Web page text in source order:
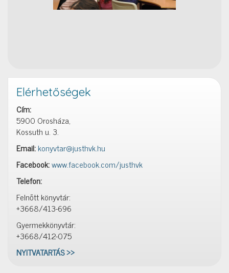
Elérhetőségek
Cím:
5900 Orosháza,
Kossuth u. 3.
Email:konyvtar@justhvk.hu
Facebook:www.facebook.com/justhvk
Telefon:
Felnőtt könyvtár:
+3668/413-696
Gyermekkönyvtár:
+3668/412-075
NYITVATARTÁS >>